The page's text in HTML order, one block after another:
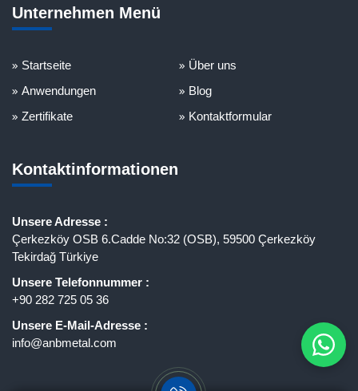
Unternehmen Menü
Startseite
Über uns
Anwendungen
Blog
Zertifikate
Kontaktformular
Kontaktinformationen
Unsere Adresse :
Çerkezköy OSB 6.Cadde No:32 (OSB), 59500 Çerkezköy
Tekirdağ Türkiye
Unsere Telefonnummer :
+90 282 725 05 36
Unsere E-Mail-Adresse :
info@anbmetal.com